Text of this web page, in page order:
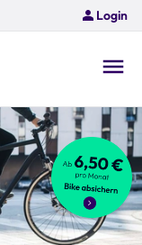
Login